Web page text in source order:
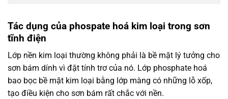
Tác dụng của phospate hoá kim loại trong sơn
tĩnh điện
Lớp nền kim loại thường không phải là bề mặt lý tưởng cho
sơn bám dính vì đặt tính trơ của nó. Lớp phosphate hoá
bao bọc bề mặt kim loại bằng lớp màng có những lỗ xốp,
tạo điều kiện cho sơn bám rất chắc với nền.